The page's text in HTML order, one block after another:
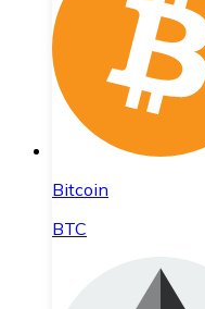
Bitcoin
BTC